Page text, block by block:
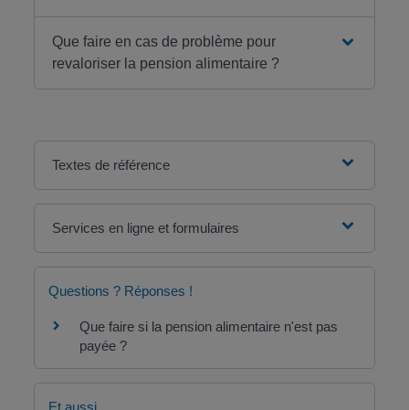
Que faire en cas de problème pour
revaloriser la pension alimentaire ?
Textes de référence
Services en ligne et formulaires
Questions ? Réponses !
Que faire si la pension alimentaire n'est pas
payée ?
Et aussi